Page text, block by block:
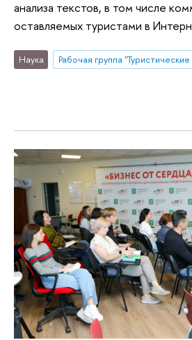
анализа текстов, в том числе
оставляемых туристами в
Наука